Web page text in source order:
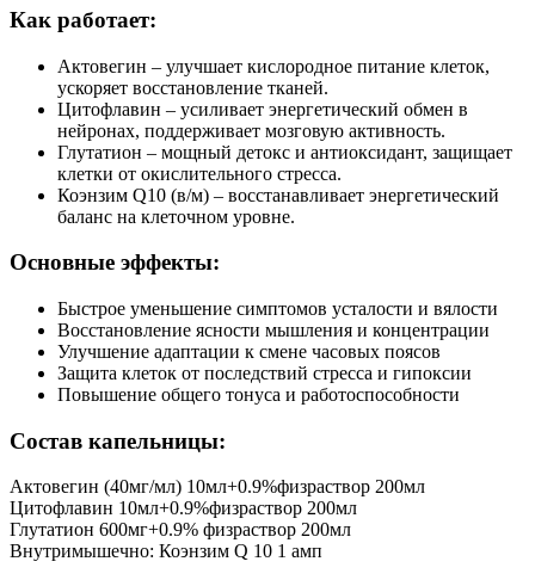
Как работает:
Актовегин – улучшает кислородное питание клеток,
ускоряет восстановление тканей.
Цитофлавин – усиливает энергетический обмен в
нейронах, поддерживает мозговую активность.
Глутатион – мощный детокс и антиоксидант, защищает
клетки от окислительного стресса.
Коэнзим Q10 (в/м) – восстанавливает энергетический
баланс на клеточном уровне.
Основные эффекты:
Быстрое уменьшение симптомов усталости и вялости
Восстановление ясности мышления и концентрации
Улучшение адаптации к смене часовых поясов
Защита клеток от последствий стресса и гипоксии
Повышение общего тонуса и работоспособности
Состав капельницы:
Актовегин (40мг/мл) 10мл+0.9%физраствор 200мл
Цитофлавин 10мл+0.9%физраствор 200мл
Глутатион 600мг+0.9% физраствор 200мл
Внутримышечно: Коэнзим Q 10 1 амп